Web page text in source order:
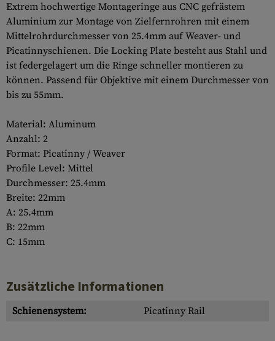
Extrem hochwertige Montageringe aus CNC gefrästem
Aluminium zur Montage von Zielfernrohren mit einem
Mittelrohrdurchmesser von 25.4mm auf Weaver- und
Picatinnyschienen. Die Locking Plate besteht aus Stahl und
ist federgelagert um die Ringe schneller montieren zu
können. Passend für Objektive mit einem Durchmesser von
bis zu 55mm.
Material: Aluminum
Anzahl: 2
Format: Picatinny / Weaver
Profile Level: Mittel
Durchmesser: 25.4mm
Breite: 22mm
A: 25.4mm
B: 22mm
C: 15mm
Zusätzliche Informationen
Schienensystem: Picatinny Rail